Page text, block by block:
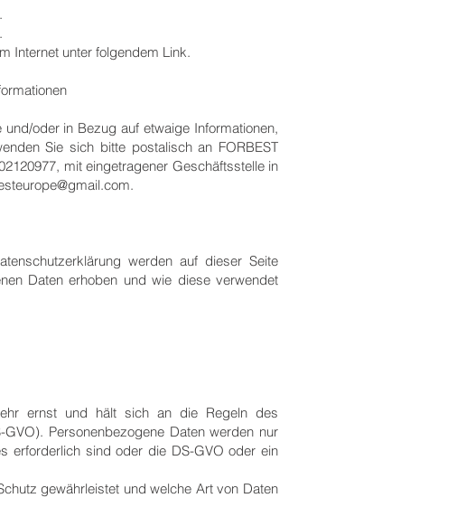
Internet unter folgendem Link.
oder in Bezug auf etwaige Informationen,
Sie sich bitte postalisch an FORBEST
mit eingetragener Geschäftsstelle in
werden auf dieser Seite
Daten erhoben und wie diese verwendet
ernst und hält sich an die Regeln des
Personenbezogene Daten werden nur
erforderlich sind oder die DS-GVO oder ein
gewährleistet und welche Art von Daten